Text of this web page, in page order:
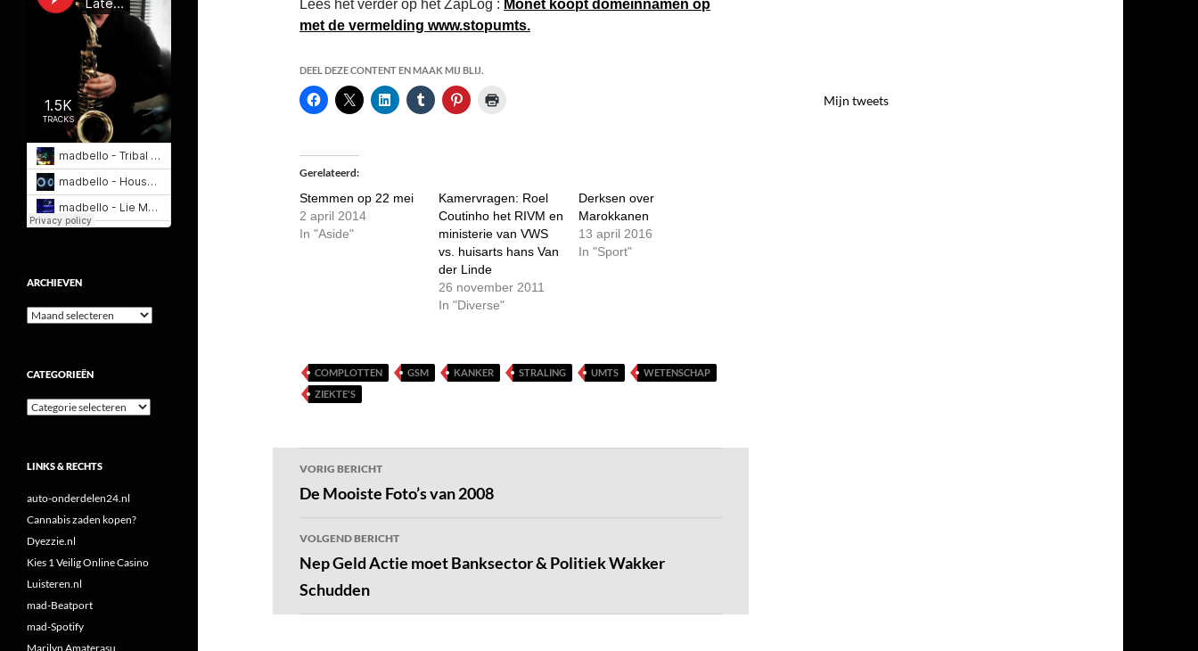
Lees het verder op het ZapLog : Monet koopt domeinnamen op
met de vermelding www.stopumts.
DEEL DEZE CONTENT EN MAAK MIJ BLIJ.
Gerelateerd
Stemmen op 22 mei
2 april 2014
In "Aside"
Kamervragen: Roel
Coutinho het RIVM en
ministerie van VWS
vs. huisarts hans Van
der Linde
26 november 2011
In "Diverse"
Derksen over
Marokkanen
13 april 2016
In "Sport"
COMPLOTTEN GSM KANKER STRALING UMTS
WETENSCHAP
ZIEKTE'S
Bericht
navigatie
VORIG BERICHT
De Mooiste Foto’s van 2008
VOLGEND BERICHT
Nep Geld Actie moet Banksector & Politiek Wakker
Schudden
Mijn tweets
ARCHIEVEN
Archieven
CATEGORIEËN
Categorieën
LINKS & RECHTS
auto-onderdelen24.nl
Cannabis zaden kopen?
Dyezzie.nl
Kies 1 Veilig Online Casino
Luisteren.nl
mad-Beatport
mad-Spotify
Marilyn Amaterasu